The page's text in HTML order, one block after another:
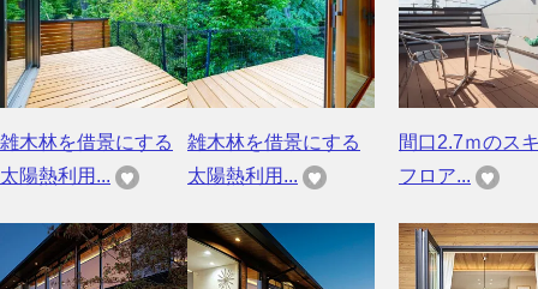
雑木林を借景にする
太陽熱利用...
雑木林を借景にする
太陽熱利用...
間口2.7ｍのス
フロア...